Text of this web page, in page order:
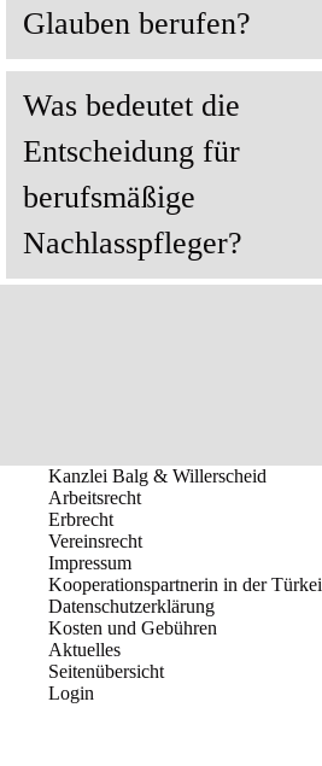
Glauben berufen?
Was bedeutet die
Entscheidung für
berufsmäßige
Nachlasspfleger?
Kanzlei Balg & Willerscheid
Arbeitsrecht
Erbrecht
Vereinsrecht
Impressum
Kooperationspartnerin in der Türkei
Datenschutzerklärung
Kosten und Gebühren
Aktuelles
Seitenübersicht
Login